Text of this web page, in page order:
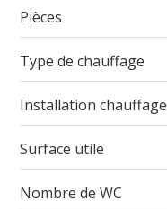
Pièces
Type de chauffage
Installation chauffage
Surface utile
Nombre de WC